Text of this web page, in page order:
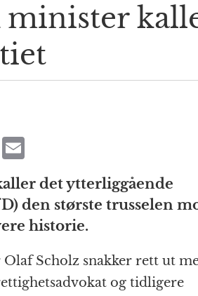
P
m
ai
l
det ytterliggående
den største trusselen
historie.
Scholz snakker rett ut
og tidligere